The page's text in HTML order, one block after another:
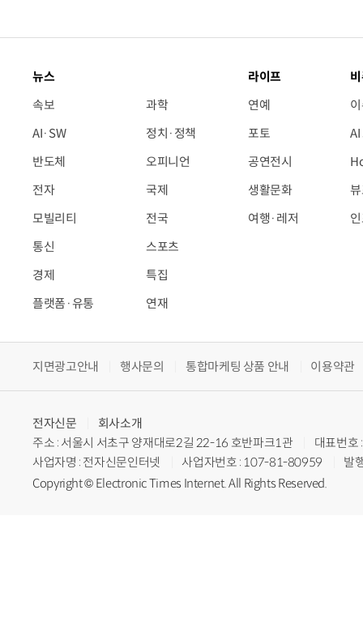
뉴스
속보
AI·SW
반도체
전자
모빌리티
통신
경제
플랫폼·유통
과학
정치·정책
오피니언
국제
전국
스포츠
특집
연재
라이프
연예
포토
공연전시
생활문화
여행·레저
지면광고안내 행사문의 통합마케팅 상품 안내 이용약관
전자신문
회사소개
주소 : 서울시 서초구 양재대로2길 22-16 호반파크1관
대표번
사업자명 : 전자신문인터넷
사업자번호 : 107-81-80959
발
Copyright © Electronic Times Internet. All Rights Reserved.